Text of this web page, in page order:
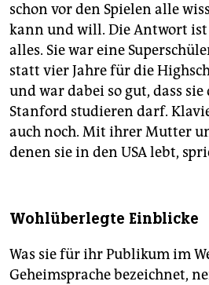
schon vor den Spielen alle
kann und will. Die Antwort
alles. Sie war eine
statt vier Jahre für die
und war dabei so gut, dass
Stanford studieren darf.
auch noch. Mit ihrer Mutter
denen sie in den USA lebt,
Wohlüberlegte Einblicke
Was sie für ihr Publikum im
Geheimsprache bezeichnet,